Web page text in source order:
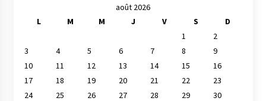
août 2026
L
M M J V S
D
1
2
3
4 5 6 7 8
9
10
11 12 13 14 15
16
17
18 19 20 21 22
23
24
25 26 27 28 29
30